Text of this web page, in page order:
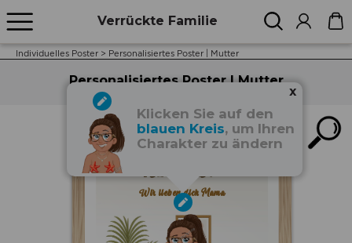
Verrückte Familie
Individuelles Poster > Personalisiertes Poster | Mutter
Personalisiertes Poster | Mutter
FOREVER LOVE
Wir lieben dich Mama
x
Klicken Sie auf den
blauen Kreis, um Ihren
Charakter zu ändern